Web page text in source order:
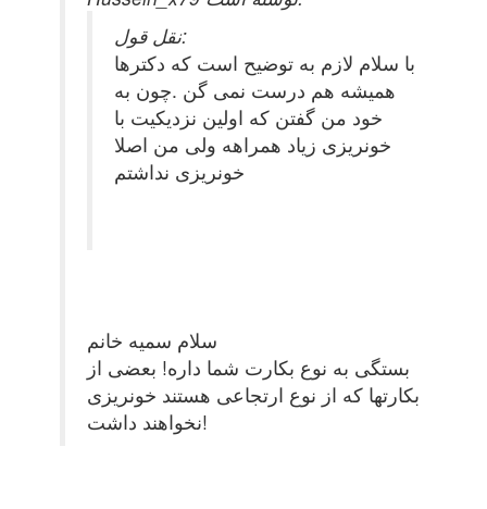
نقل قول:
با سلام لازم به توضیح است که دکترها
همیشه هم درست نمی گن .چون به
خود من گفتن که اولین نزدیکیت با
خونریزی زیاد همراهه ولی من اصلا
خونریزی نداشتم
سلام سمیه خانم
بستگی به نوع بکارت شما داره! بعضی از
بکارتها که از نوع ارتجاعی هستند خونریزی
نخواهند داشت!